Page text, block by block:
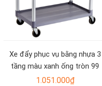
Xe đẩy phục vụ bằng nhựa 3
tầng màu xanh ống tròn 99
1.051.000₫